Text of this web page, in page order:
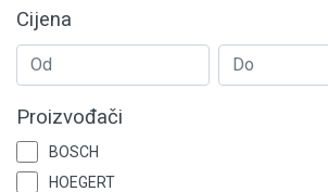
Mjerno-regulaciona oprema
RASPRODAJA
Rasvjeta
Tehnička hemija i kućni program
Cijena
Proizvođači
BOSCH
HOEGERT